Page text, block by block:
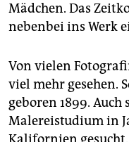
Mädchen. Das
nebenbei ins Werk
Von vielen
viel mehr gesehen.
geboren 1899.
Malereistudium in